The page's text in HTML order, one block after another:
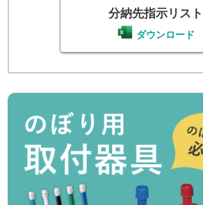
分納先指示リスト
ダウンロード